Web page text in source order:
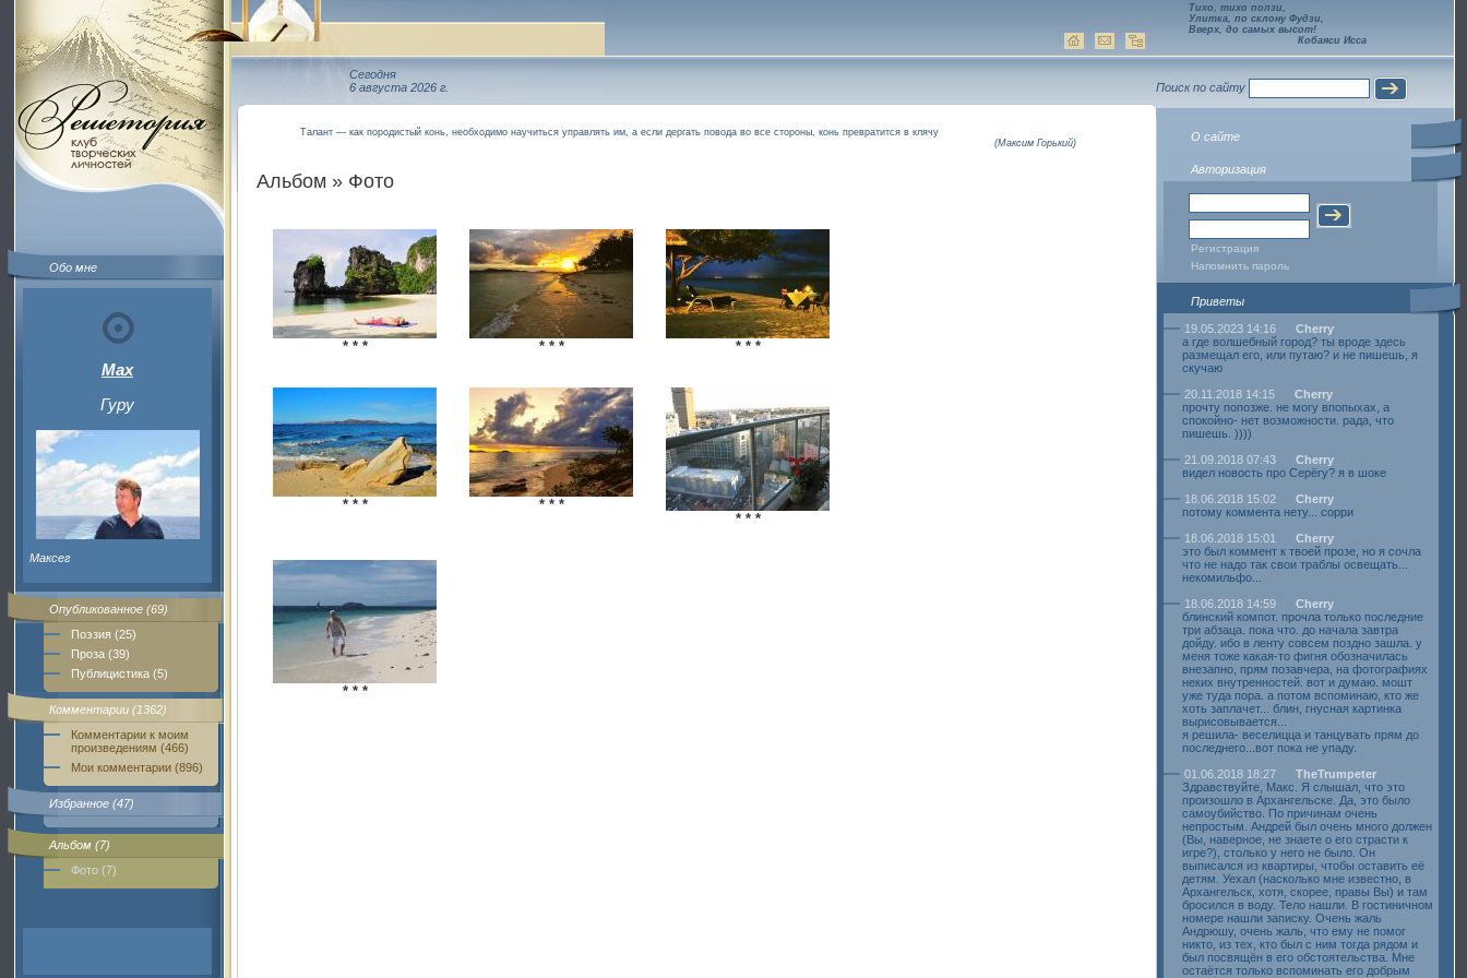
Обо мне
Max
Гуру
Максег
Опубликованное (69)
Поэзия (25)
Проза (39)
Публицистика (5)
Комментарии (1362)
Комментарии к моим
произведениям (466)
Мои комментарии (896)
Избранное (47)
Альбом (7)
Фото (7)
Сегодня
6 августа 2026 г.
Талант — как породистый конь, необходимо научиться управлять им, а если дергать повода во все стороны, конь превратится в клячу
(Максим Горький)
Альбом » Фото
* * * * * * * * *
* * *
* * *
* * *
* * *
Тихо, тихо ползи,
Улитка, по склону Фудзи,
Вверх, до самых высот!
Кобаяси Исса
Поиск по сайту
О сайте
Авторизация
Регистрация
Напомнить пароль
Приветы
19.05.2023 14:16
Cherry
а где волшебный город? ты вроде здесь
размещал его, или путаю? и не пишешь, я
скучаю
20.11.2018 14:15
Cherry
прочту попозже. не могу впопыхах, а
спокойно- нет возможности. рада, что
пишешь. ))))
21.09.2018 07:43
Cherry
видел новость про Серёгу? я в шоке
18.06.2018 15:02
Cherry
потому коммента нету... сорри
18.06.2018 15:01
Cherry
это был коммент к твоей прозе, но я сочла
что не надо так свои траблы освещать...
некомильфо...
18.06.2018 14:59
Cherry
блинский компот. прочла только последние
три абзаца. пока что. до начала завтра
дойду. ибо в ленту совсем поздно зашла. у
меня тоже какая-то фигня обозначилась
внезапно, прям позавчера, на фотографиях
неких внутренностей. вот и думаю. мошт
уже туда пора. а потом вспоминаю, кто же
хоть заплачет... блин, гнусная картинка
вырисовывается...
я решила- веселицца и танцувать прям до
последнего...вот пока не упаду.
01.06.2018 18:27
TheTrumpeter
Здравствуйте, Макс. Я слышал, что это
произошло в Архангельске. Да, это было
самоубийство. По причинам очень
непростым. Андрей был очень много должен
(Вы, наверное, не знаете о его страсти к
игре?), столько у него не было. Он
выписался из квартиры, чтобы оставить её
детям. Уехал (насколько мне известно, в
Архангельск, хотя, скорее, правы Вы) и там
бросился в воду. Тело нашли. В гостиничном
номере нашли записку. Очень жаль
Андрюшу, очень жаль, что ему не помог
никто, из тех, кто был с ним тогда рядом и
был посвящён в его обстоятельства. Мне
остаётся только вспоминать его добрым